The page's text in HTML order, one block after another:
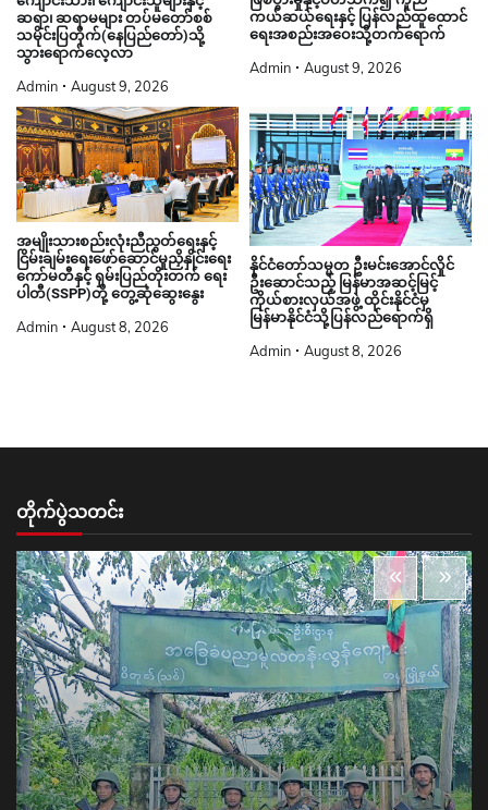
ဆရာ၊ ဆရာမများ တပ်မတော်စစ်
သမိုင်းပြတိုက်(နေပြည်တော်)သို့
သွားရောက်လေ့လာ
Admin August 9, 2026
ကယ်ဆယ်ရေးနှင့် ပြန်လည်ထူထောင်
ရေးအစည်းအဝေးသို့တက်ရောက်
Admin August 9, 2026
အမျိုးသားစည်းလုံးညီညွတ်ရေးနှင့်
ငြိမ်းချမ်းရေးဖော်ဆောင်မှုညှိနှိုင်းရေး
ကော်မတီနှင့် ရှမ်းပြည်တိုးတက် ရေး
ပါတီ(SSPP)တို့ တွေ့ဆုံဆွေးနွေး
Admin August 8, 2026
နိုင်ငံတော်သမ္မတ ဦးမင်းအောင်လှိုင်
ဦးဆောင်သည့် မြန်မာအဆင့်မြင့်
ကိုယ်စားလှယ်အဖွဲ့ ထိုင်းနိုင်ငံမှ
မြန်မာနိုင်ငံသို့ပြန်လည်ရောက်ရှိ
Admin August 8, 2026
တိုက်ပွဲသတင်း